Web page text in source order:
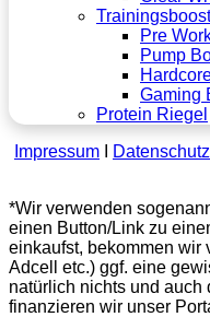
Pre
Pump
Gaming
Protein Riegel
Impressum
Datenschutz
*Wir verwenden
einen Button/Link zu
einkaufst, bekommen wir
Adcell etc.) ggf. eine
natürlich nichts und auch
finanzieren wir unser